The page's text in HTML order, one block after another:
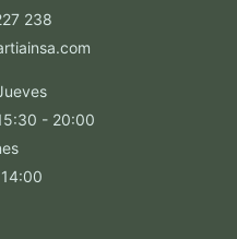
238
- 20:00